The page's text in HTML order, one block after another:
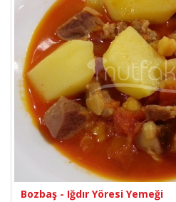
Bozbaş - Iğdır Yöresi Yemeği